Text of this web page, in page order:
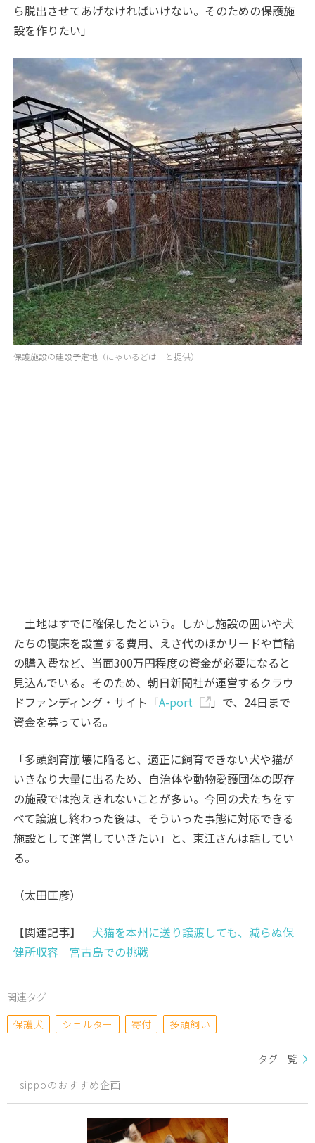
ら脱出させてあげなければいけない。そのための保護施
設を作りたい」
保護施設の建設予定地（にゃいるどはーと提供）
土地はすでに確保したという。しかし施設の囲いや犬
たちの寝床を設置する費用、えさ代のほかリードや首輪
の購入費など、当面300万円程度の資金が必要になると
見込んでいる。そのため、朝日新聞社が運営するクラウ
ドファンディング・サイト「A-port
」で、24日まで
資金を募っている。
「多頭飼育崩壊に陥ると、適正に飼育できない犬や猫が
いきなり大量に出るため、自治体や動物愛護団体の既存
の施設では抱えきれないことが多い。今回の犬たちをす
べて譲渡し終わった後は、そういった事態に対応できる
施設として運営していきたい」と、東江さんは話してい
る。
（太田匡彦）
【関連記事】犬猫を本州に送り譲渡しても、減らぬ保
健所収容 宮古島での挑戦
関連タグ
保護犬
シェルター 寄付 多頭飼い
タグ一覧
sippoのおすすめ企画